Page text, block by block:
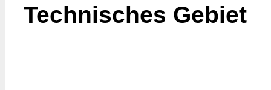
Technisches Gebiet